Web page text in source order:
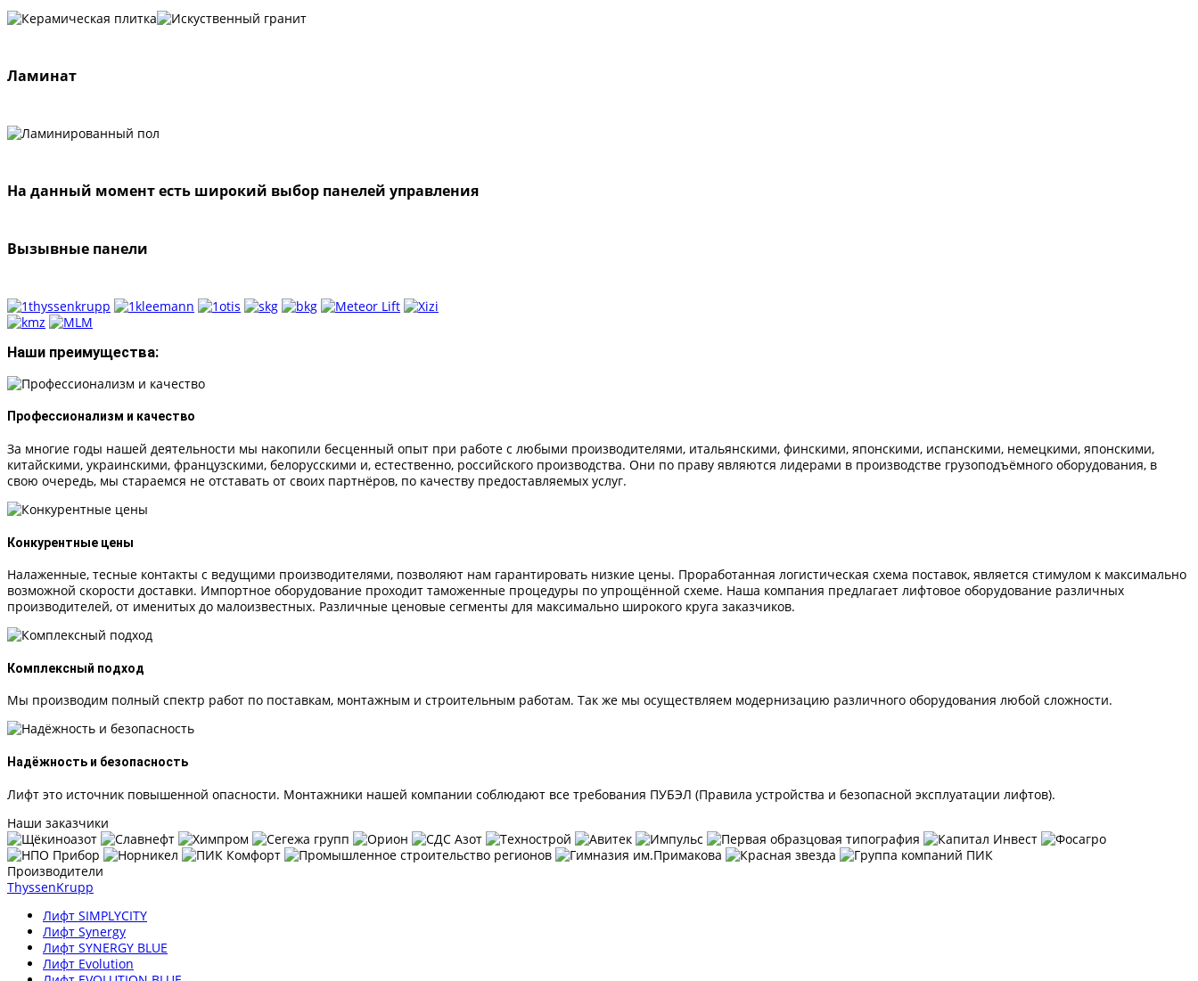
Ламинат
На данный момент есть широкий выбор панелей управления
Вызывные панели
Наши преимущества:
Профессионализм и качество
За многие годы нашей деятельности мы накопили бесценный опыт при работе с любыми производителями, итальянскими, финскими, японскими, испанскими, немецкими, японскими,
китайскими, украинскими, французскими, белорусскими и, естественно, российского производства. Они по праву являются лидерами в производстве грузоподъёмного оборудования, в
свою очередь, мы стараемся не отставать от своих партнёров, по качеству предоставляемых услуг.
Конкурентные цены
Налаженные, тесные контакты с ведущими производителями, позволяют нам гарантировать низкие цены. Проработанная логистическая схема поставок, является стимулом к максимально
возможной скорости доставки. Импортное оборудование проходит таможенные процедуры по упрощённой схеме. Наша компания предлагает лифтовое оборудование различных
производителей, от именитых до малоизвестных. Различные ценовые сегменты для максимально широкого круга заказчиков.
Комплексный подход
Мы производим полный спектр работ по поставкам, монтажным и строительным работам. Так же мы осуществляем модернизацию различного оборудования любой сложности.
Надёжность и безопасность
Лифт это источник повышенной опасности. Монтажники нашей компании соблюдают все требования ПУБЭЛ (Правила устройства и безопасной эксплуатации лифтов).
Наши заказчики
Производители
ThyssenKrupp
Лифт SIMPLYCITY
Лифт Synergy
Лифт SYNERGY BLUE
Лифт Evolution